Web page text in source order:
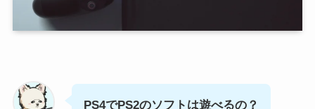
PS4でPS2のソフトは遊べるの？